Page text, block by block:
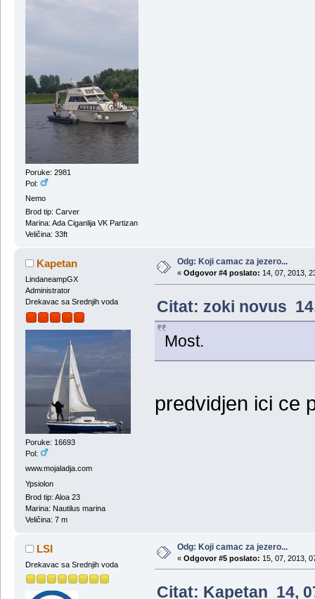
Poruke: 2981
Pol:
Nemo
Brod tip: Carver
Marina: Ada Ciganlija VK Partizan
Veličina: 33ft
Kapetan
LindaneampGX
Administrator
Drekavac sa Srednjih voda
Poruke: 16693
Pol:
www.mojaladja.com
Ypsiolon
Brod tip: Aloa 23
Marina: Nautilus marina
Veličina: 7 m
Odg: Koji camac za jezero...
« Odgovor #4 poslato: 14, 07, 2013,
Citat: zoki novus
Most.
predvidjen ici ce
LSI
Drekavac sa Srednjih voda
Odg: Koji camac za jezero...
« Odgovor #5 poslato: 15, 07, 2013,
Citat: Kapetan 14,